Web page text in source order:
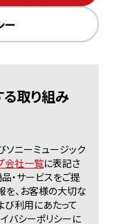
ー
取り組み
ソニーミュージック
会社一覧に表記さ
・サービスをご提
を、お客様の大切な
び利用にあたって
バシーポリシーに